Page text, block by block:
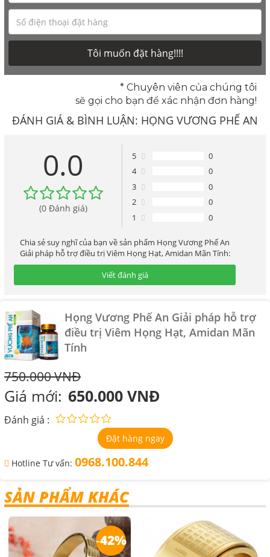
Tôi muốn đặt hàng!!!!
* Chuyên viên của chúng tôi
sẽ gọi cho bạn để xác nhận đơn hàng!
ĐÁNH GIÁ & BÌNH LUẬN: HỌNG VƯƠNG PHẾ AN
GIẢI PHÁP HỖ TRỢ ĐIỀU TRỊ VIÊM HỌNG HẠT,
AMIDAN MÃN TÍNH
0.0
(0 Đánh giá)
5
0
4
0
3
0
2
0
1
0
Chia sẻ suy nghĩ của bạn về sản phẩm Họng Vương Phế An
Giải pháp hỗ trợ điều trị Viêm Họng Hạt, Amidan Mãn Tính:
Viết đánh giá
Họng Vương Phế An Giải pháp hỗ trợ
điều trị Viêm Họng Hạt, Amidan Mãn
Tính
750.000 VNĐ
Giá mới: 650.000 VNĐ
Đánh giá :
Đặt hàng ngay
Hotline Tư vấn: 0968.100.844
SẢN PHẨM KHÁC
-42%